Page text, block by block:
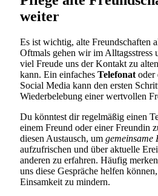
weiter
Es ist wichtig, alte Freundschaften
Oftmals gehen wir im Alltagsstress
viel Freude uns der Kontakt zu
kann. Ein einfaches Telefonat oder
Social Media kann den ersten
Wiederbelebung einer wertvollen
Du könntest dir regelmäßig einen
einem Freund oder einer Freundin
diesen Austausch, um gemeinsame
aufzufrischen und über aktuelle
anderen zu erfahren. Häufig
uns diese Gespräche helfen
Einsamkeit zu mindern.